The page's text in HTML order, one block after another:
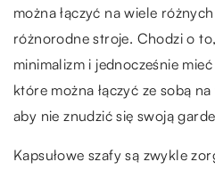
można łączyć na wiele
różnorodne stroje. Chodzi o
minimalizm i jednocześnie
które można łączyć ze sobą
aby nie znudzić się swoją
Kapsułowe szafy są zwykle